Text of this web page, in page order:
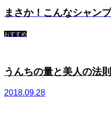
まさか！こんなシャン
おすすめ
うんちの量と美人の法
2018.09.28